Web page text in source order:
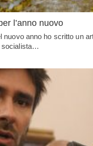
l’anno nuovo
nuovo anno ho scritto un
socialista…